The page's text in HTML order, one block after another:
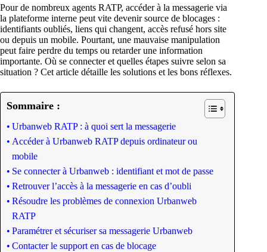
Pour de nombreux agents RATP, accéder à la messagerie via
la plateforme interne peut vite devenir source de blocages :
identifiants oubliés, liens qui changent, accès refusé hors site
ou depuis un mobile. Pourtant, une mauvaise manipulation
peut faire perdre du temps ou retarder une information
importante. Où se connecter et quelles étapes suivre selon sa
situation ? Cet article détaille les solutions et les bons réflexes.
Sommaire :
Urbanweb RATP : à quoi sert la messagerie
Accéder à Urbanweb RATP depuis ordinateur ou
mobile
Se connecter à Urbanweb : identifiant et mot de passe
Retrouver l’accès à la messagerie en cas d’oubli
Résoudre les problèmes de connexion Urbanweb
RATP
Paramétrer et sécuriser sa messagerie Urbanweb
Contacter le support en cas de blocage